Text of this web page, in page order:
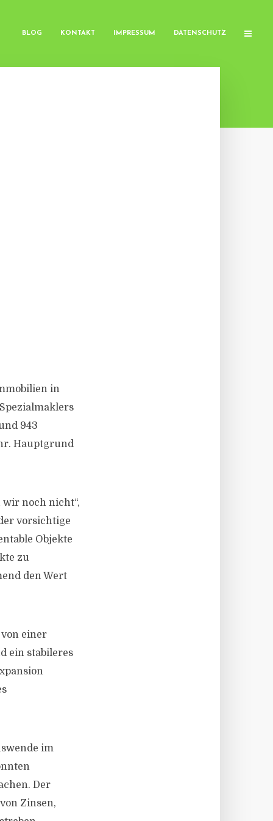
BLOG KONTAKT IMPRESSUM DATENSCHUTZ
in
943
Hauptgrund
wir noch nicht“,
vorsichtige
Objekte
zu
den Wert
einer
ein stabileres
im
Der
Zinsen,